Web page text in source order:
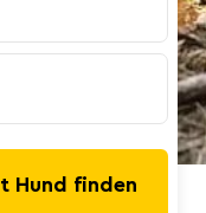
Hund finden